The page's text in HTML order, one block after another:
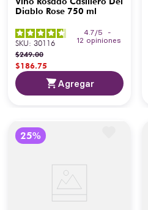
Diablo Rose 750 ml
4.7/5
-
12 opiniones
SKU: 30116
$249.00
$186.75
Agregar